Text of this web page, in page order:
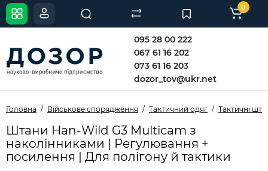
095 28 00 222
067 61 16 202
073 61 16 203
dozor_tov@ukr.net
0
Головна Військове спорядження Тактичний одяг Тактичні
Штани Han-Wild G3 Multicam з
наколінниками | Регулювання +
посилення | Для полігону й тактики